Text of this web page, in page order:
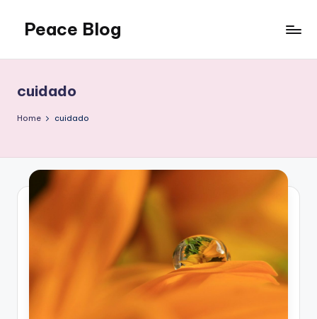
content
Peace Blog
Peace
Like
This
cuidado
Home cuidado